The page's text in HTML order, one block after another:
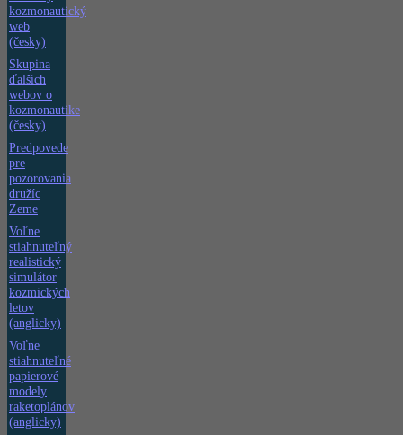
kozmonautický
web
(česky)
Skupina
ďalších
webov o
kozmonautike
(česky)
Predpovede
pre
pozorovania
družíc
Zeme
Voľne
stiahnuteľný
realistický
simulátor
kozmických
letov
(anglicky)
Voľne
stiahnuteľné
papierové
modely
raketoplánov
(anglicky)